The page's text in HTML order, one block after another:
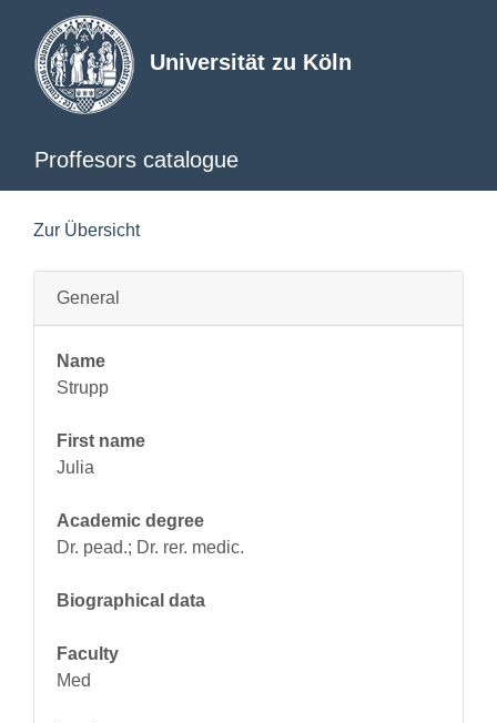
Universität zu Köln
Proffesors catalogue
Zur Übersicht
General
Name
Strupp
First name
Julia
Academic degree
Dr. pead.; Dr. rer. medic.
Biographical data
Faculty
Med